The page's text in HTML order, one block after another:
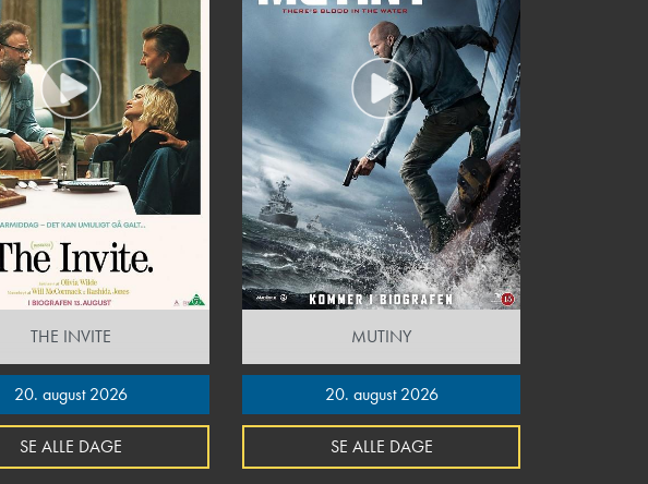
THE INVITE
20. august 2026
SE ALLE DAGE
MUTINY
20. august 2026
SE ALLE DAGE